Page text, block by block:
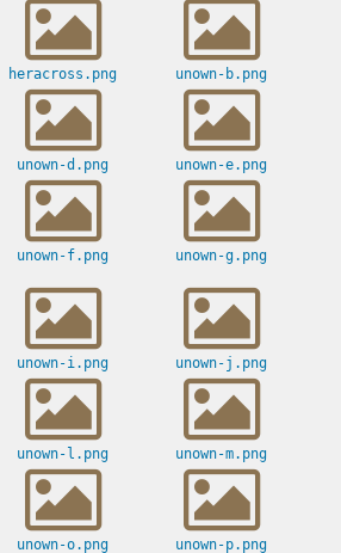
heracross.png unown-b.png
unown-d.png unown-e.png
unown-f.png unown-g.png
unown-i.png unown-j.png
unown-l.png unown-m.png
unown-o.png unown-p.png